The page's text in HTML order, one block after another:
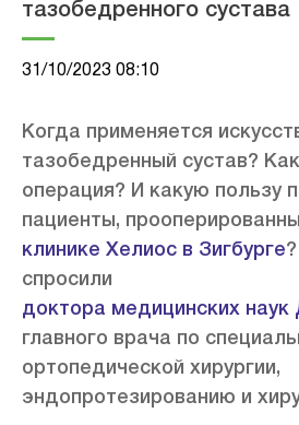
тазобедренного сустава
31/10/2023 08:10
Когда применяется
тазобедренный сустав?
операция? И какую пользу
пациенты,
клинике Хелиос в Зигбурге
спросили
доктора медицинских наук
главного врача по
ортопедической хирургии,
эндопротезированию и